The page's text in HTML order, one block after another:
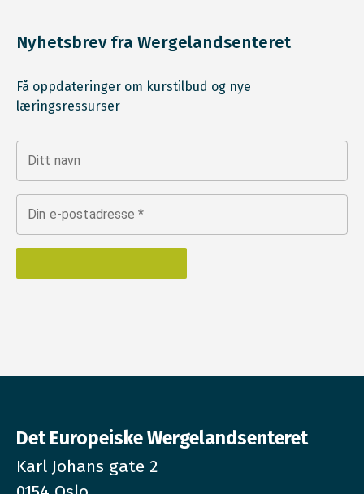
Nyhetsbrev fra Wergelandsenteret
Få oppdateringer om kurstilbud og nye
læringsressurser
Ditt navn
Din e-postadresse *
Det Europeiske Wergelandsenteret
Karl Johans gate 2